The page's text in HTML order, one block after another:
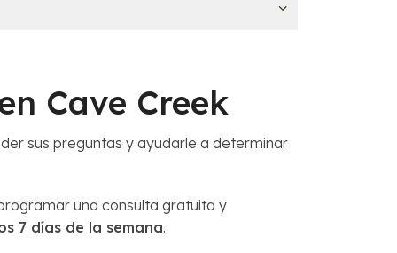
Cave Creek
sus preguntas y ayudarle a determinar
una consulta gratuita y
7 días de la semana.